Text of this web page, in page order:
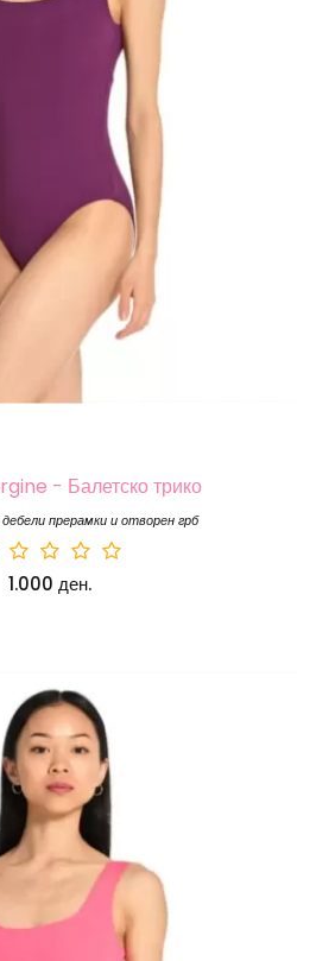
- Балетско трико
прерамки и отворен грб
1.000 ден.